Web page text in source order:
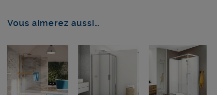
Vous aimerez aussi…